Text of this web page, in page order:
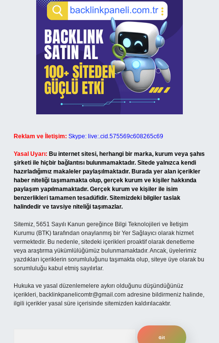
Reklam ve İletişim: Skype: live:.cid.575569c608265c69
Yasal Uyarı: Bu internet sitesi, herhangi bir marka, kurum veya şahıs
şirketi ile hiçbir bağlantısı bulunmamaktadır. Sitede yalnızca kendi
hazırladığımız makaleler paylaşılmaktadır. Burada yer alan içerikler
haber niteliği taşımamakta olup, gerçek kurum ve kişiler hakkında
paylaşım yapılmamaktadır. Gerçek kurum ve kişiler ile isim
benzerlikleri tamamen tesadüfidir. Sitemizdeki bilgiler taslak
halindedir ve tavsiye niteliği taşımazlar.
Sitemiz, 5651 Sayılı Kanun gereğince Bilgi Teknolojileri ve İletişim
Kurumu (BTK) tarafından onaylanmış bir Yer Sağlayıcı olarak hizmet
vermektedir. Bu nedenle, sitedeki içerikleri proaktif olarak denetleme
veya araştırma yükümlülüğümüz bulunmamaktadır. Ancak, üyelerimiz
yazdıkları içeriklerin sorumluluğunu taşımakta olup, siteye üye olarak bu
sorumluluğu kabul etmiş sayılırlar.
Hukuka ve yasal düzenlemelere aykırı olduğunu düşündüğünüz
içerikleri, backlinkpanelicomtr@gmail.com adresine bildirmeniz halinde,
ilgili içerikler yasal süre içerisinde sitemizden kaldırılacaktır.